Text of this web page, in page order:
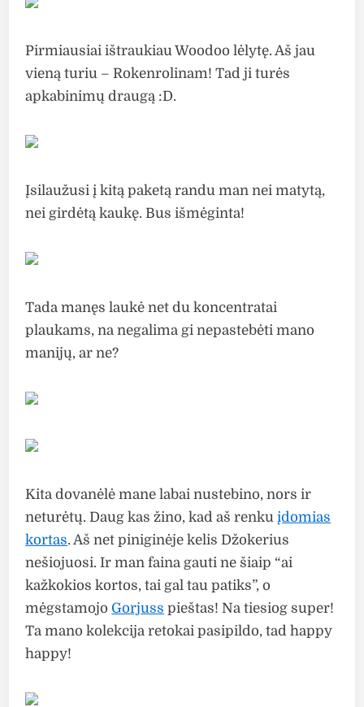
Pirmiausiai ištraukiau Woodoo lėlytę. Aš jau
vieną turiu – Rokenrolinam! Tad ji turės
apkabinimų draugą :D.
Įsilaužusi į kitą paketą randu man nei matytą,
nei girdėtą kaukę. Bus išmėginta!
Tada manęs laukė net du koncentratai
plaukams, na negalima gi nepastebėti mano
manijų, ar ne?
Kita dovanėlė mane labai nustebino, nors ir
neturėtų. Daug kas žino, kad aš renkuįdomias
kortas. Aš net piniginėje kelis Džokerius
nešiojuosi. Ir man faina gauti ne šiaip “ai
kažkokios kortos, tai gal tau patiks”, o
mėgstamojo Gorjuss pieštas! Na tiesiog super!
Ta mano kolekcija retokai pasipildo, tad happy
happy!